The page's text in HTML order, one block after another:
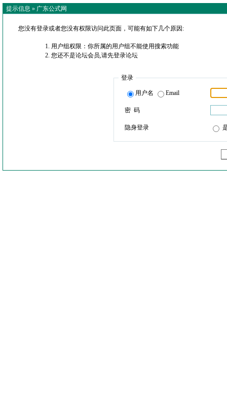
提示信息 » 广东公式网
您没有登录或者您没有权限访问此页面，可能有如下几个原因:
用户组权限：你所属的用户组不能使用搜索功能
您还不是论坛会员,请先登录论坛
登录
用户名 Email
密 码
隐身登录